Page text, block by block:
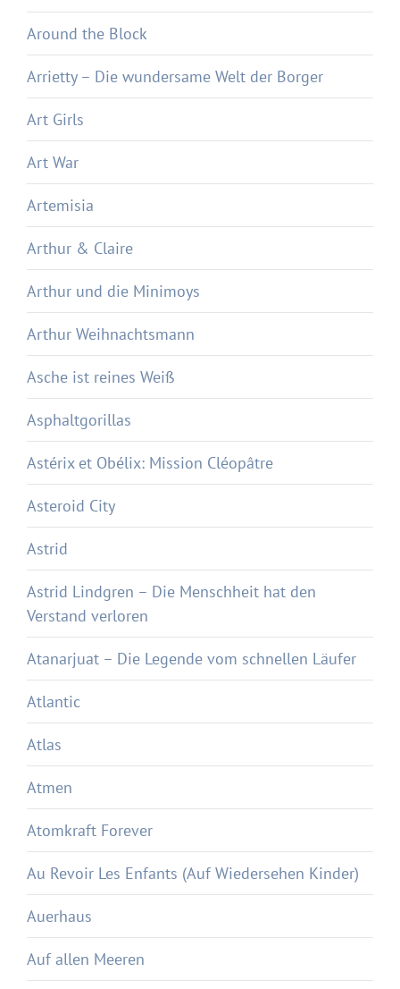
Around the Block
Arrietty – Die wundersame Welt der Borger
Art Girls
Art War
Artemisia
Arthur & Claire
Arthur und die Minimoys
Arthur Weihnachtsmann
Asche ist reines Weiß
Asphaltgorillas
Astérix et Obélix: Mission Cléopâtre
Asteroid City
Astrid
Astrid Lindgren – Die Menschheit hat den
Verstand verloren
Atanarjuat – Die Legende vom schnellen Läufer
Atlantic
Atlas
Atmen
Atomkraft Forever
Au Revoir Les Enfants (Auf Wiedersehen Kinder)
Auerhaus
Auf allen Meeren